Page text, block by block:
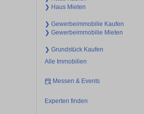
❯ Haus Mieten
❯ Gewerbeimmobilie Kaufen
❯ Gewerbeimmobilie Mieten
❯ Grundstück Kaufen
Alle Immobilien
Messen & Events
Experten finden